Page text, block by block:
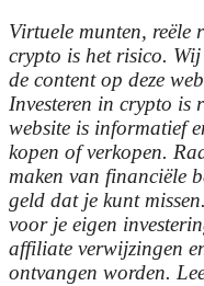
Virtuele munten, reële
crypto is het risico.
de content op deze
Investeren in crypto is
website is informatief
kopen of verkopen.
maken van financiële
geld dat je kunt
voor je eigen
affiliate verwijzingen
ontvangen worden.